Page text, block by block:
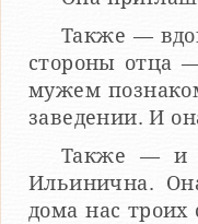
Также —
стороны отца
мужем
заведении. И
Также — и
Ильинична.
дома нас